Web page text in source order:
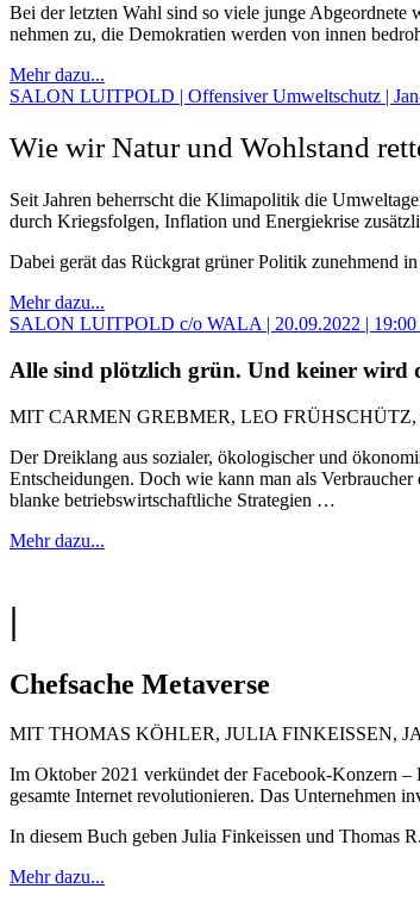
Bei der letzten Wahl sind so viele junge
nehmen zu, die Demokratien werden von innen
Mehr dazu...
SALON LUITPOLD | Offensiver Umweltschutz |
Wie wir Natur und Wohlstand
Seit Jahren beherrscht die Klimapolitik die
durch Kriegsfolgen, Inflation und Energiekrise
Dabei gerät das Rückgrat grüner Politik zunehmend
Mehr dazu...
SALON LUITPOLD c/o WALA | 20.09.2022 | 19:00
Alle sind plötzlich grün. Und keiner wird
MIT CARMEN GREBMER, LEO
Der Dreiklang aus sozialer, ökologischer und
Entscheidungen. Doch wie kann man als
blanke betriebswirtschaftliche Strategien …
Mehr dazu...
|
Chefsache Metaverse
MIT THOMAS KÖHLER, JULIA FINKEISSEN,
Im Oktober 2021 verkündet der Facebook-Konzern –
gesamte Internet revolutionieren. Das Unternehmen
In diesem Buch geben Julia Finkeissen und
Mehr dazu...